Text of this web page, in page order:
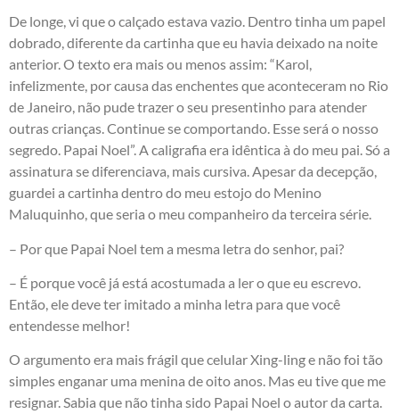
De longe, vi que o calçado estava vazio. Dentro tinha um papel
dobrado, diferente da cartinha que eu havia deixado na noite
anterior. O texto era mais ou menos assim: “Karol,
infelizmente, por causa das enchentes que aconteceram no Rio
de Janeiro, não pude trazer o seu presentinho para atender
outras crianças. Continue se comportando. Esse será o nosso
segredo. Papai Noel”. A caligrafia era idêntica à do meu pai. Só a
assinatura se diferenciava, mais cursiva. Apesar da decepção,
guardei a cartinha dentro do meu estojo do Menino
Maluquinho, que seria o meu companheiro da terceira série.
– Por que Papai Noel tem a mesma letra do senhor, pai?
– É porque você já está acostumada a ler o que eu escrevo.
Então, ele deve ter imitado a minha letra para que você
entendesse melhor!
O argumento era mais frágil que celular Xing-ling e não foi tão
simples enganar uma menina de oito anos. Mas eu tive que me
resignar. Sabia que não tinha sido Papai Noel o autor da carta.